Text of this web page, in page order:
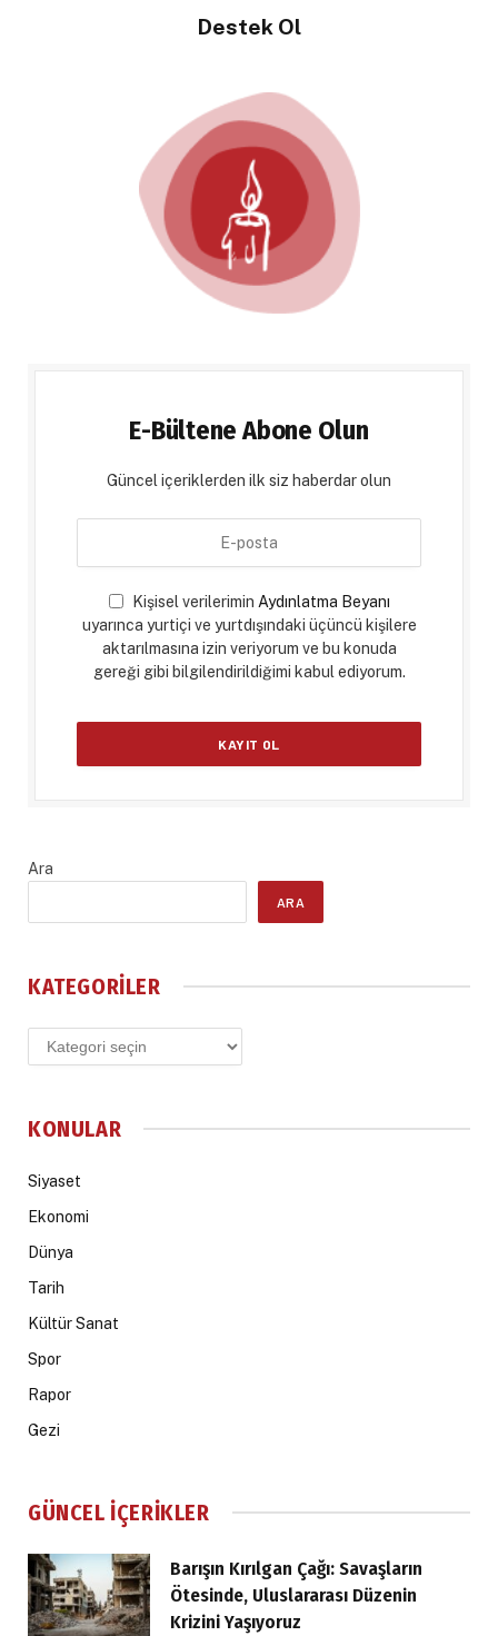
Destek Ol
E-Bültene Abone Olun
Güncel içeriklerden ilk siz haberdar olun
Kişisel verilerimin Aydınlatma Beyanı
uyarınca yurtiçi ve yurtdışındaki üçüncü kişilere
aktarılmasına izin veriyorum ve bu konuda
gereği gibi bilgilendirildiğimi kabul ediyorum.
Ara
ARA
KATEGORILER
Kategoriler
KONULAR
Siyaset
Ekonomi
Dünya
Tarih
Kültür Sanat
Spor
Rapor
Gezi
GÜNCEL İÇERIKLER
Barışın Kırılgan Çağı: Savaşların
Ötesinde, Uluslararası Düzenin
Krizini Yaşıyoruz